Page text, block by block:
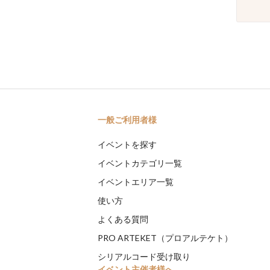
一般ご利用者様
イベントを探す
イベントカテゴリ一覧
イベントエリア一覧
使い方
よくある質問
PRO ARTEKET（プロアルテケト）
シリアルコード受け取り